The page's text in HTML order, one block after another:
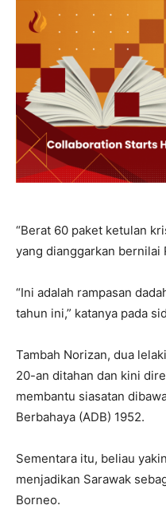
“Berat 60 paket ketulan
yang dianggarkan bernilai
“Ini adalah rampasan
tahun ini,” katanya pada
Tambah Norizan, dua
20-an ditahan dan kini
membantu siasatan
Berbahaya (ADB) 1952.
Sementara itu, beliau
menjadikan Sarawak
Borneo.